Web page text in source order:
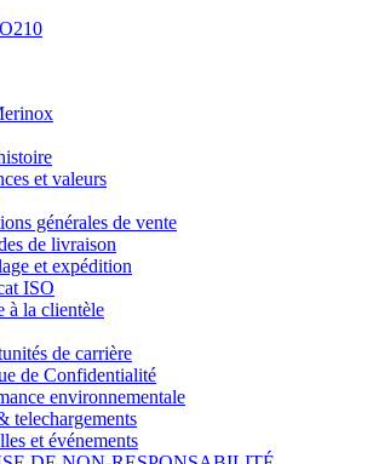
et valeurs
générales de vente
de livraison
et expédition
ISO
à la clientèle
de carrière
de Confidentialité
environnementale
telechargements
et événements